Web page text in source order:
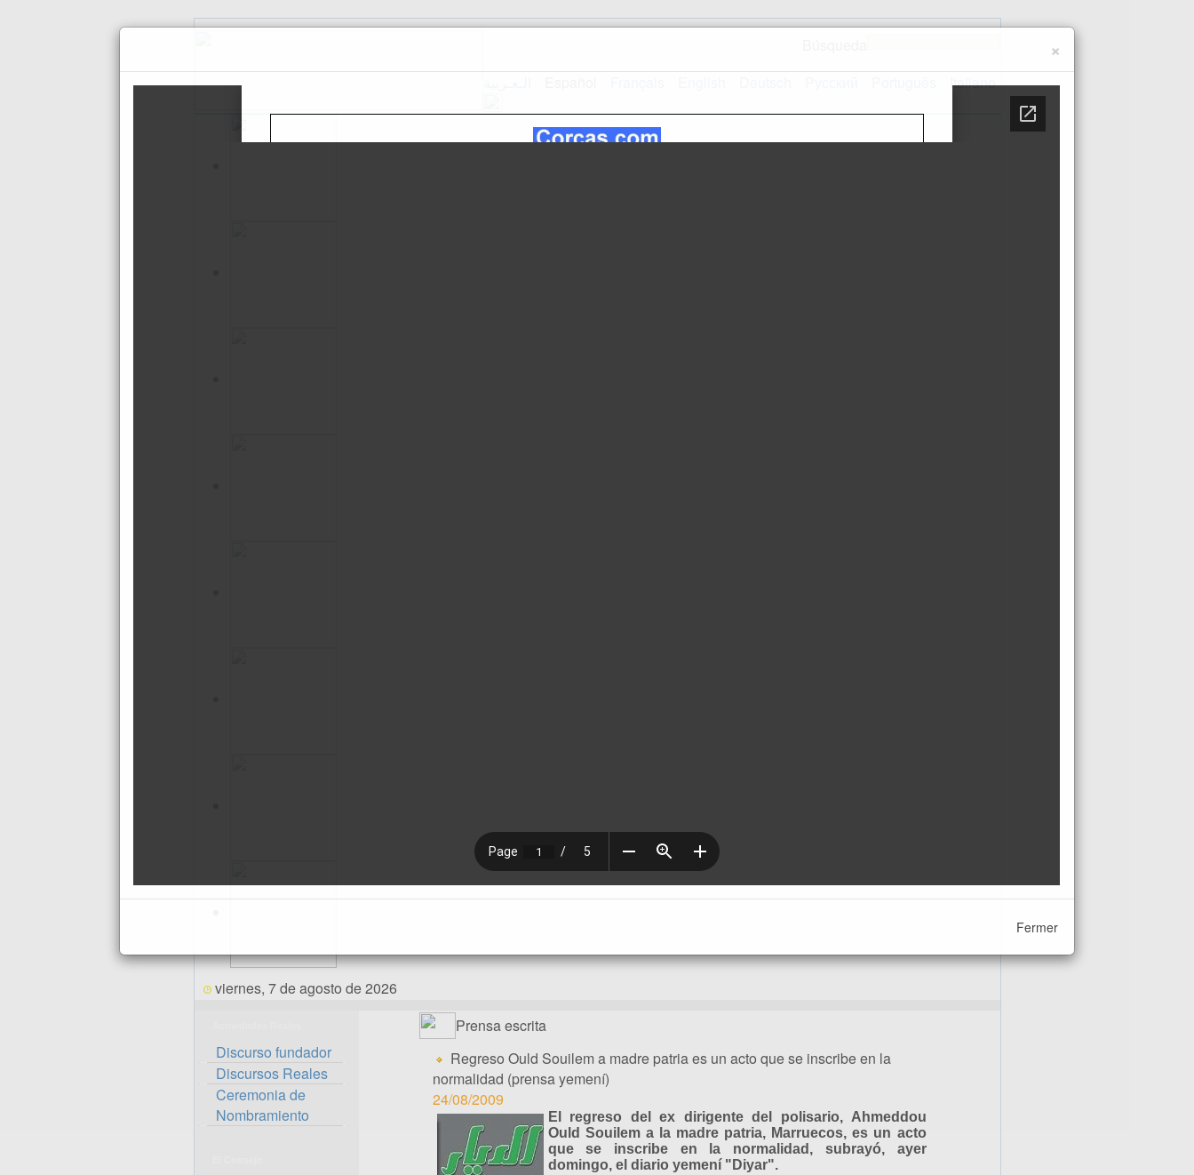
Italiano
viernes, 7 de agosto de 2026
Discurso fundador
Discursos Reales
Ceremonia de
Nombramiento
Prensa escrita
Regreso Ould Souilem a madre patria es un acto que se inscribe en la
normalidad (prensa yemení)
24/08/2009
El regreso del ex dirigente del polisario, Ahmeddou
Ould Souilem a la madre patria, Marruecos, es un acto
que se inscribe en la normalidad, subrayó, ayer
domingo, el diario yemení "Diyar".
×
Fermer